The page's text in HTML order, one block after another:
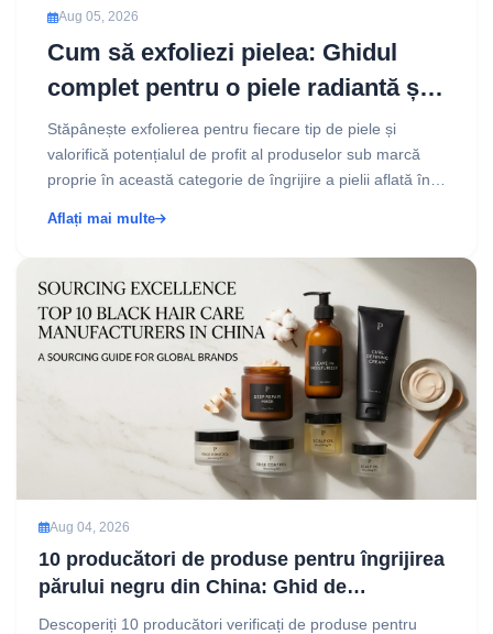
Aug 05, 2026
Cum să exfoliezi pielea: Ghidul
complet pentru o piele radiantă și
dezvoltarea unui brand profitabil
de exfoliere
Stăpânește exfolierea pentru fiecare tip de piele și
valorifică potențialul de profit al produselor sub marcă
proprie în această categorie de îngrijire a pielii aflată în
Aflați mai multe
Aug 04, 2026
10 producători de produse pentru îngrijirea
părului negru din China: Ghid de
aprovizionare pentru branduri globale
Descoperiți 10 producători verificați de produse pentru